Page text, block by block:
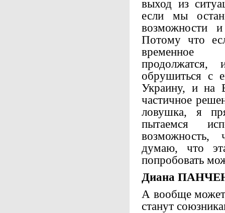
выход из
если мы
возможности и
Потому что
временное
обрушиться с
Украину, и на
частичное
ловушка, я
пытаемся
думаю, что
попробовать
Диана
А вообще
станут